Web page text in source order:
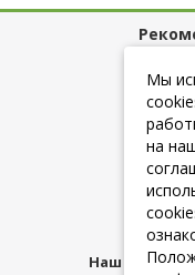
Наш адрес:
Мы
на